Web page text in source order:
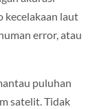
kecelakaan laut
error, atau
puluhan
satelit. Tidak